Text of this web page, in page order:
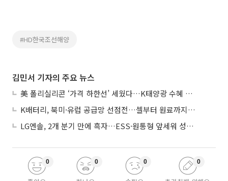
#HD한국조선해양
김민서 기자의 주요 뉴스
美 폴리실리콘 ‘가격 하한선’ 세웠다…K태양광 수혜 기대
K배터리, 북미·유럽 공급망 선점전…셀부터 원료까지 현지화
LG엔솔, 2개 분기 만에 흑자…ESS·원통형 앞세워 성장 가속
0 0 0 0